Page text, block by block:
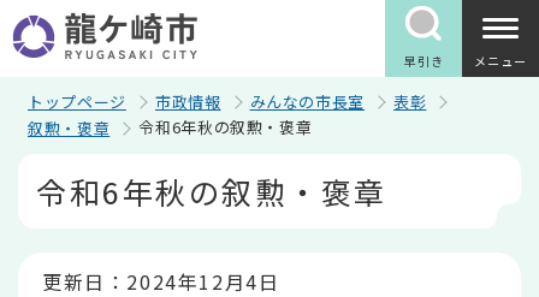
の
ペ
早引き メニュー
トップページ 市政情報 みんなの市長室
表彰
叙勲・褒章
令和6年秋の叙勲・褒章
令和6年秋の叙勲・褒章
更新日：2024年12月4日